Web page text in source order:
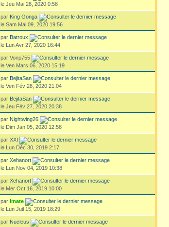
le Jeu Mai 28, 2020 0:58
par King Gonga
le Sam Mai 09, 2020 19:56
par Batroux
le Lun Avr 27, 2020 16:44
par Vonp755
le Ven Mars 06, 2020 15:19
par BejitaSan
le Ven Fév 28, 2020 21:04
par BejitaSan
le Jeu Fév 27, 2020 20:38
par Nightwing26
le Dim Jan 05, 2020 12:58
par XXI
le Lun Déc 30, 2019 2:17
par Xehanort
le Lun Nov 04, 2019 10:38
par Xehanort
le Mer Oct 16, 2019 10:00
par Imate
le Lun Juil 15, 2019 18:29
par Nucleus